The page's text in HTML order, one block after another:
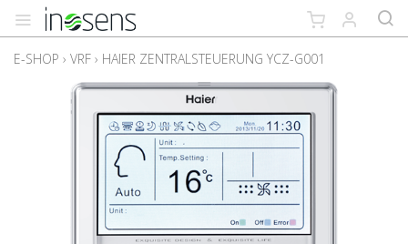
E-SHOP › VRF › HAIER ZENTRALSTEUERUNG YCZ-G001